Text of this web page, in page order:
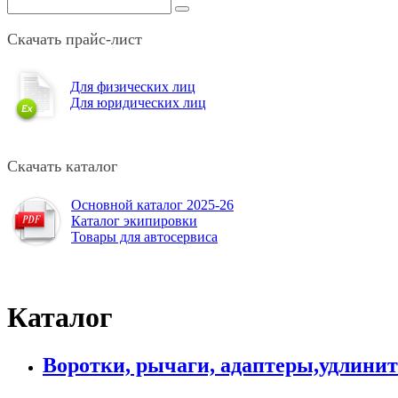
Скачать прайс-лист
Для физических лиц
Для юридических лиц
Скачать каталог
Основной каталог 2025-26
Каталог экипировки
Товары для автосервиса
Каталог
Воротки, рычаги,